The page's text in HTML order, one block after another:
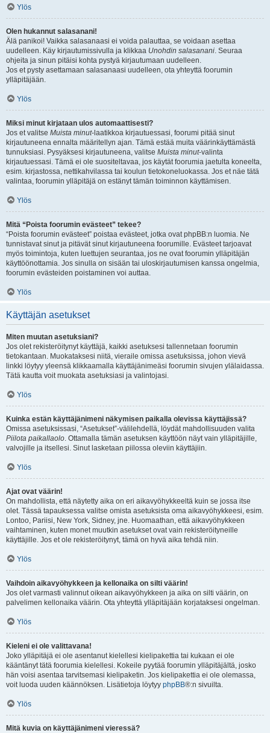
Ylös
Olen hukannut salasanani!
Älä panikoi! Vaikka salasanaasi ei voida palauttaa, se voidaan asettaa
uudelleen. Käy kirjautumissivulla ja klikkaa Unohdin salasanani. Seuraa
ohjeita ja sinun pitäisi kohta pystyä kirjautumaan uudelleen.
Jos et pysty asettamaan salasanaasi uudelleen, ota yhteyttä foorumin
ylläpitäjään.
Ylös
Miksi minut kirjataan ulos automaattisesti?
Jos et valitse Muista minut-laatikkoa kirjautuessasi, foorumi pitää sinut
kirjautuneena ennalta määritellyn ajan. Tämä estää muita väärinkäyttämästä
tunnuksiasi. Pysyäksesi kirjautuneena, valitse Muista minut-valinta
kirjautuessasi. Tämä ei ole suositeltavaa, jos käytät foorumia jaetulta koneelta,
esim. kirjastossa, nettikahvilassa tai koulun tietokoneluokassa. Jos et näe tätä
valintaa, foorumin ylläpitäjä on estänyt tämän toiminnon käyttämisen.
Ylös
Mitä “Poista foorumin evästeet” tekee?
“Poista foorumin evästeet” poistaa evästeet, jotka ovat phpBB:n luomia. Ne
tunnistavat sinut ja pitävät sinut kirjautuneena foorumille. Evästeet tarjoavat
myös toimintoja, kuten luettujen seurantaa, jos ne ovat foorumin ylläpitäjän
käyttöönottamia. Jos sinulla on sisään tai uloskirjautumisen kanssa ongelmia,
foorumin evästeiden poistaminen voi auttaa.
Ylös
Käyttäjän asetukset
Miten muutan asetuksiani?
Jos olet rekisteröitynyt käyttäjä, kaikki asetuksesi tallennetaan foorumin
tietokantaan. Muokataksesi niitä, vieraile omissa asetuksissa, johon vievä
linkki löytyy yleensä klikkaamalla käyttäjänimeäsi foorumin sivujen ylälaidassa.
Tätä kautta voit muokata asetuksiasi ja valintojasi.
Ylös
Kuinka estän käyttäjänimeni näkymisen paikalla olevissa käyttäjissä?
Omissa asetuksissasi, “Asetukset”-välilehdellä, löydät mahdollisuuden valita
Piilota paikallaolo. Ottamalla tämän asetuksen käyttöön näyt vain ylläpitäjille,
valvojille ja itsellesi. Sinut lasketaan piilossa oleviin käyttäjiin.
Ylös
Ajat ovat väärin!
On mahdollista, että näytetty aika on eri aikavyöhykkeeltä kuin se jossa itse
olet. Tässä tapauksessa valitse omista asetuksista oma aikavyöhykkeesi, esim.
Lontoo, Pariisi, New York, Sidney, jne. Huomaathan, että aikavyöhykkeen
vaihtaminen, kuten monet muutkin asetukset ovat vain rekisteröityneille
käyttäjille. Jos et ole rekisteröitynyt, tämä on hyvä aika tehdä niin.
Ylös
Vaihdoin aikavyöhykkeen ja kellonaika on silti väärin!
Jos olet varmasti valinnut oikean aikavyöhykkeen ja aika on silti väärin, on
palvelimen kellonaika väärin. Ota yhteyttä ylläpitäjään korjataksesi ongelman.
Ylös
Kieleni ei ole valittavana!
Joko ylläpitäjä ei ole asentanut kielellesi kielipakettia tai kukaan ei ole
kääntänyt tätä foorumia kielellesi. Kokeile pyytää foorumin ylläpitäjältä, josko
hän voisi asentaa tarvitsemasi kielipaketin. Jos kielipakettia ei ole olemassa,
voit luoda uuden käännöksen. Lisätietoja löytyy phpBB®:n sivuilta.
Ylös
Mitä kuvia on käyttäjänimeni vieressä?